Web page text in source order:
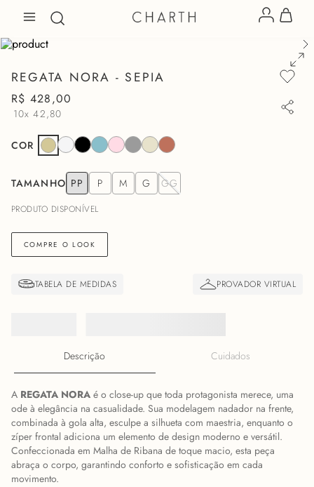
REGATA NORA - SEPIA
R$ 428,00
10x42,80
COR
TAMANHO PP P M G GG
PRODUTO DISPONÍVEL
COMPRE O LOOK
Descrição Cuidados
A REGATA NORA é o close-up que toda protagonista merece, uma
ode à elegância na casualidade. Sua modelagem nadador na frente,
combinada à gola alta, esculpe a silhueta com maestria, enquanto o
zíper frontal adiciona um elemento de design moderno e versátil.
Confeccionada em Malha de Ribana de toque macio, esta peça
abraça o corpo, garantindo conforto e sofisticação em cada
movimento.